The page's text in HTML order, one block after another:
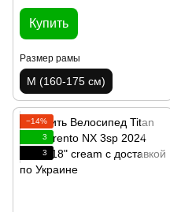
Купить
Размер рамы
M (160-175 см)
−14%
3
3